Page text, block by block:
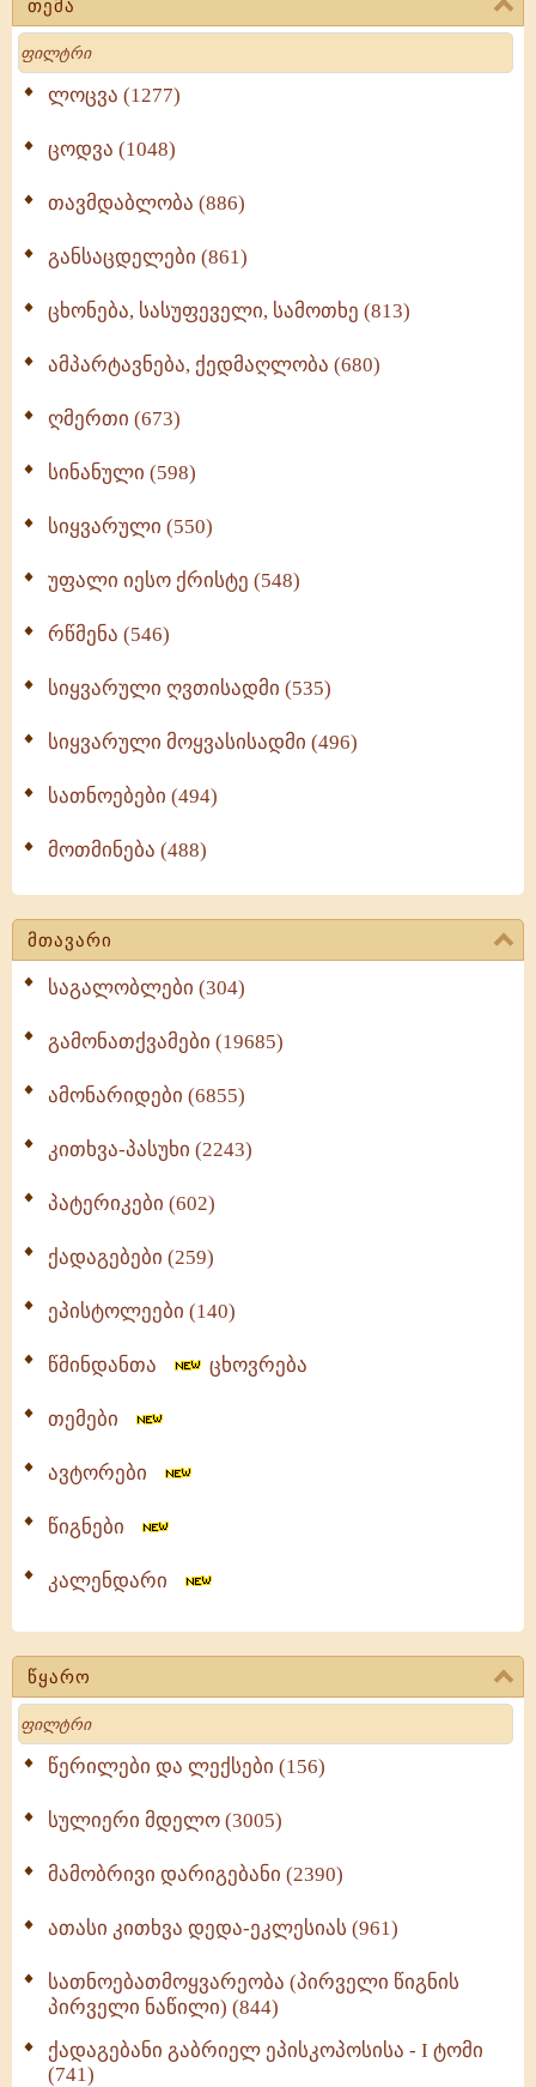
თემა
Search
ლოცვა (1277)
ცოდვა (1048)
თავმდაბლობა (886)
განსაცდელები (861)
ცხონება, სასუფეველი, სამოთხე (813)
ამპარტავნება, ქედმაღლობა (680)
ღმერთი (673)
სინანული (598)
სიყვარული (550)
უფალი იესო ქრისტე (548)
რწმენა (546)
სიყვარული ღვთისადმი (535)
სიყვარული მოყვასისადმი (496)
სათნოებები (494)
მოთმინება (488)
მთავარი
საგალობლები (304)
გამონათქვამები (19685)
ამონარიდები (6855)
კითხვა-პასუხი (2243)
პატერიკები (602)
ქადაგებები (259)
ეპისტოლეები (140)
წმინდანთა ცხოვრება
თემები
ავტორები
წიგნები
კალენდარი
წყარო
Search
წერილები და ლექსები (156)
სულიერი მდელო (3005)
მამობრივი დარიგებანი (2390)
ათასი კითხვა დედა-ეკლესიას (961)
სათნოებათმოყვარეობა (პირველი წიგნის
პირველი ნაწილი) (844)
ქადაგებანი გაბრიელ ეპისკოპოსისა - I ტომი
(741)